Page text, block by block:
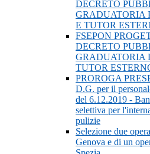
DECRETO
GRADUATORIA
E TUTOR
FSEPON
DECRETO
GRADUATORIA
TUTOR
PROROGA
D.G. per il
del 6.12.2019 -
selettiva per
pulizie
Selezione due
Genova e di un